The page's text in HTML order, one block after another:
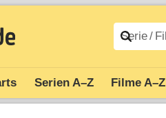
Serien A–Z Filme A–Z